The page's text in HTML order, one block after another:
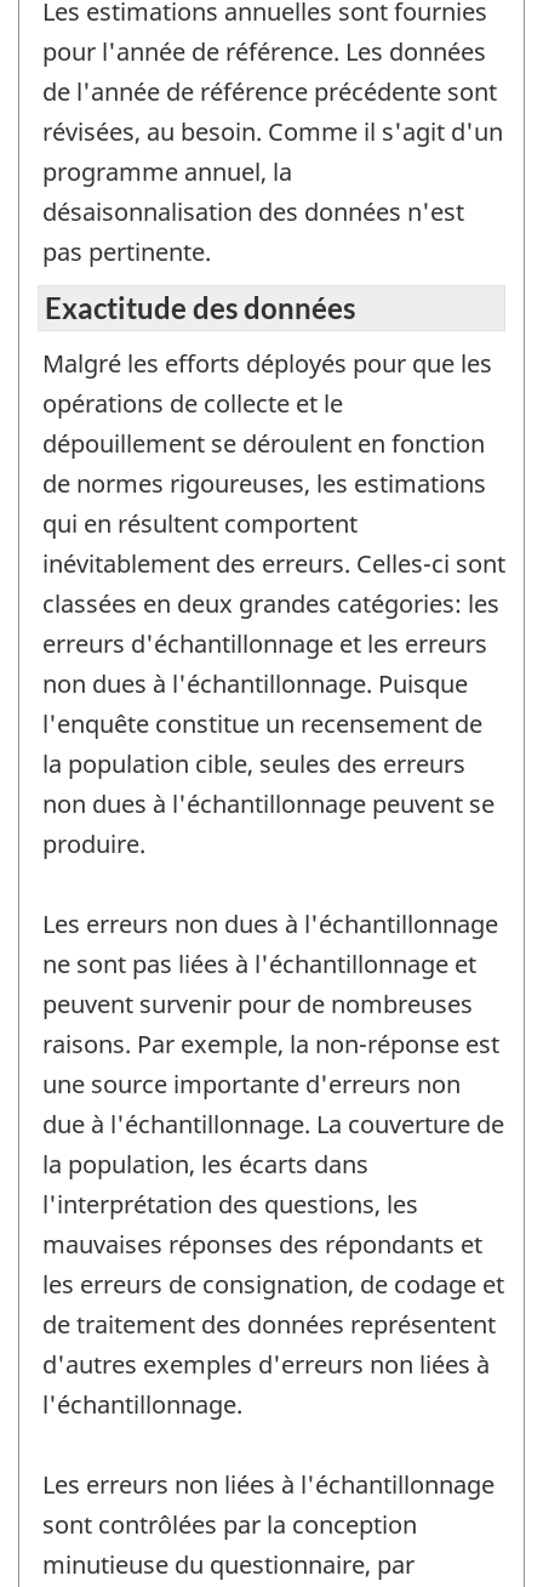
Les estimations annuelles sont fournies
pour l'année de référence. Les données
de l'année de référence précédente sont
révisées, au besoin. Comme il s'agit d'un
programme annuel, la
désaisonnalisation des données n'est
pas pertinente.
Exactitude des données
Malgré les efforts déployés pour que les
opérations de collecte et le
dépouillement se déroulent en fonction
de normes rigoureuses, les estimations
qui en résultent comportent
inévitablement des erreurs. Celles-ci sont
classées en deux grandes catégories: les
erreurs d'échantillonnage et les erreurs
non dues à l'échantillonnage. Puisque
l'enquête constitue un recensement de
la population cible, seules des erreurs
non dues à l'échantillonnage peuvent se
produire.
Les erreurs non dues à l'échantillonnage
ne sont pas liées à l'échantillonnage et
peuvent survenir pour de nombreuses
raisons. Par exemple, la non-réponse est
une source importante d'erreurs non
due à l'échantillonnage. La couverture de
la population, les écarts dans
l'interprétation des questions, les
mauvaises réponses des répondants et
les erreurs de consignation, de codage et
de traitement des données représentent
d'autres exemples d'erreurs non liées à
l'échantillonnage.
Les erreurs non liées à l'échantillonnage
sont contrôlées par la conception
minutieuse du questionnaire, par